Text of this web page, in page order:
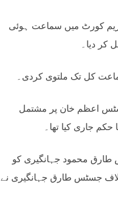
کورٹ میں سماعت ہوئی
کل تک ملتوی کردی۔
اعظم خان پر مشتمل
جاری کیا تھا۔
طارق محمود جہانگیری کو
جسٹس طارق جہانگیری نے